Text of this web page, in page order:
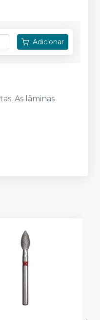
Adicionar
As lâminas